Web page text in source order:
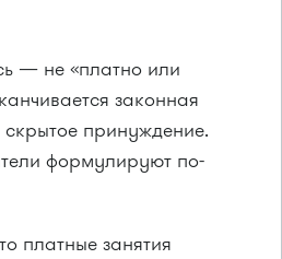
— не «платно или
законная
принуждение.
формулируют по-
платные занятия